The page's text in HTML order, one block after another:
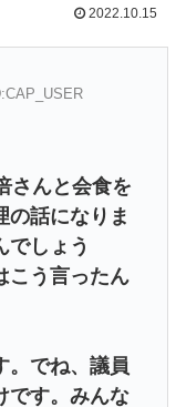
2022.10.15
さんと会食を
の話になりま
でしょう
う言ったん
。でね、議員
です。みんな